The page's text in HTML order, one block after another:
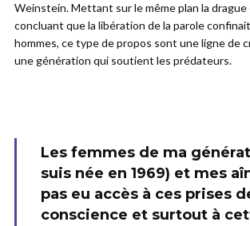
Weinstein. Mettant sur le même plan la drague
concluant que la libération de la parole
hommes, ce type de propos sont une ligne de
une génération qui soutient les prédateurs.
Les femmes de ma
suis née en 1969) et mes
pas eu accès à ces prises
conscience et surtout à